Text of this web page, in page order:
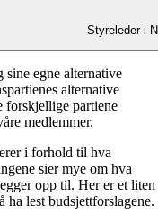
Styreleder i
egne alternative
alternative
forskjellige partiene
medlemmer.
i forhold til hva
sier mye om hva
opp til. Her er et liten
lest budsjettforslagene.